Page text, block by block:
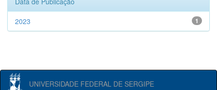
1
2023
UNIVERSIDADE FEDERAL DE SERGIPE